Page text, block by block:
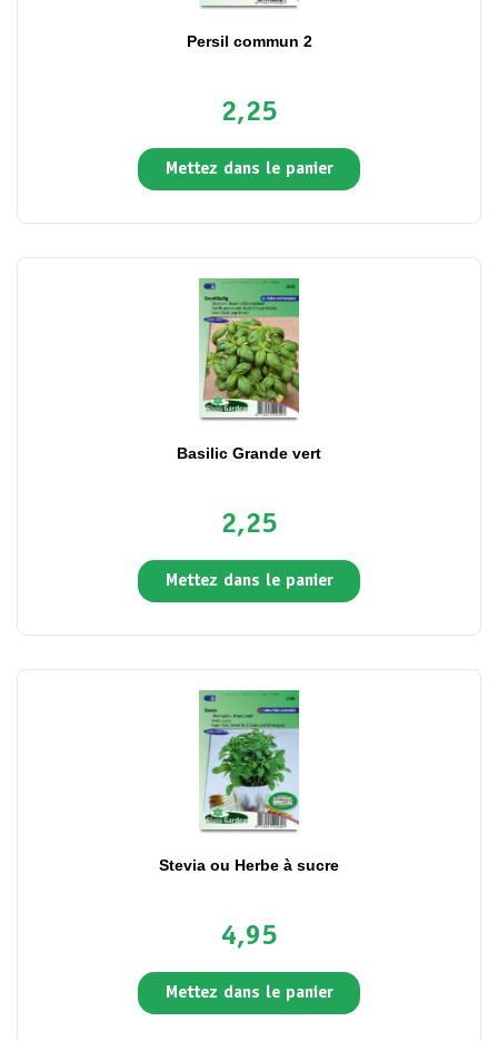
Persil commun 2
2,25
Mettez dans le panier
Basilic Grande vert
2,25
Mettez dans le panier
Stevia ou Herbe à sucre
4,95
Mettez dans le panier